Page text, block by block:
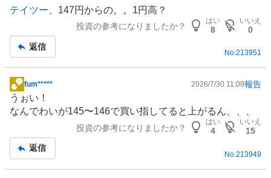
事
テイツー 、147円からの。。1円高？
投資の参考になりましたか？
はい
8
いいえ
0
返信
No.213951
掲
示
板
fum***** 2026/7/30 11:09報告
うぉい！
なんでわいが145〜146で買い指してると上がるん、、、
投資の参考になりましたか？
はい
4
いいえ
15
返信
No. 213949